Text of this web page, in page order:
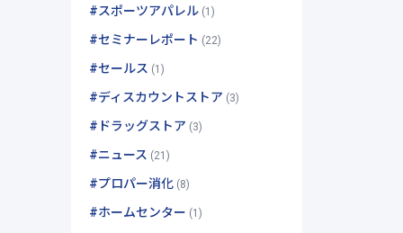
#スポーツアパレル(1)
#セミナーレポート (22)
#セールス (1)
#ディスカウントストア (3)
#ドラッグストア (3)
#ニュース (21)
#プロパー消化(8)
#ホームセンター (1)